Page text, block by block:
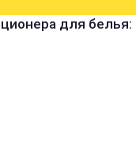
для белья: